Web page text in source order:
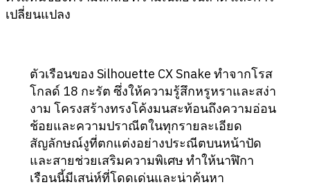
เปลี่ยนแปลง
ตัวเรือนของ Silhouette CX Snake ทำจากโรส
โกลด์ 18 กะรัต ซึ่งให้ความรู้สึกหรูหราและสง่า
งาม โครงสร้างทรงโค้งมนสะท้อนถึงความอ่อน
ช้อยและความปราณีตในทุกรายละเอียด
สัญลักษณ์งูที่ตกแต่งอย่างประณีตบนหน้าปัด
และสายช่วยเสริมความพิเศษ ทำให้นาฬิกา
เรือนนี้มีเสน่ห์ที่โดดเด่นและน่าค้นหา